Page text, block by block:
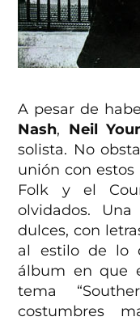
A pesar de
Nash, Neil
solista. No
unión con
Folk y el
olvidados.
dulces, con
al estilo de lo
álbum en que
tema
costumbres